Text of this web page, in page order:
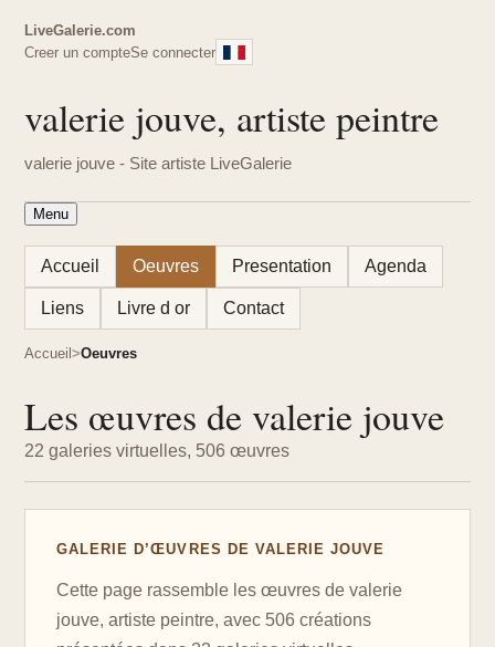
LiveGalerie.com
Creer un compteSe connecter
valerie jouve, artiste peintre
valerie jouve - Site artiste LiveGalerie
Menu
Accueil Oeuvres Presentation Agenda
Liens Livre d or Contact
Accueil Oeuvres
Les œuvres de valerie jouve
22 galeries virtuelles, 506 œuvres
GALERIE D’ŒUVRES DE VALERIE JOUVE
Cette page rassemble les œuvres de valerie
jouve, artiste peintre, avec 506 créations